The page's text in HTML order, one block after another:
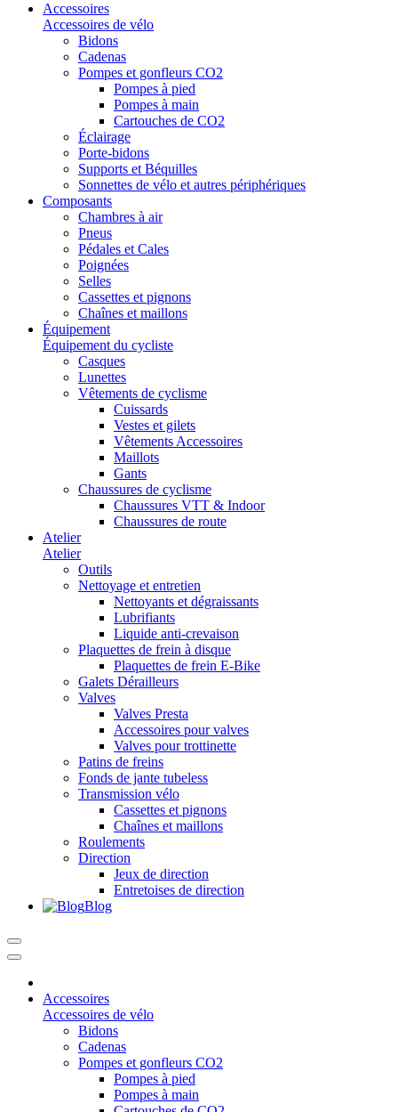
Accessoires
Accessoires de vélo
Bidons
Cadenas
Pompes et gonfleurs CO2
Pompes à pied
Pompes à main
Cartouches de CO2
Éclairage
Porte-bidons
Supports et Béquilles
Sonnettes de vélo et autres périphériques
Composants
Chambres à air
Pneus
Pédales et Cales
Poignées
Selles
Cassettes et pignons
Chaînes et maillons
Équipement
Équipement du cycliste
Casques
Lunettes
Vêtements de cyclisme
Cuissards
Vestes et gilets
Vêtements Accessoires
Maillots
Gants
Chaussures de cyclisme
Chaussures VTT & Indoor
Chaussures de route
Atelier
Atelier
Outils
Nettoyage et entretien
Nettoyants et dégraissants
Lubrifiants
Liquide anti-crevaison
Plaquettes de frein à disque
Plaquettes de frein E-Bike
Galets Dérailleurs
Valves
Valves Presta
Accessoires pour valves
Valves pour trottinette
Patins de freins
Fonds de jante tubeless
Transmission vélo
Cassettes et pignons
Chaînes et maillons
Roulements
Direction
Jeux de direction
Entretoises de direction
Blog
Accessoires
Accessoires de vélo
Bidons
Cadenas
Pompes et gonfleurs CO2
Pompes à pied
Pompes à main